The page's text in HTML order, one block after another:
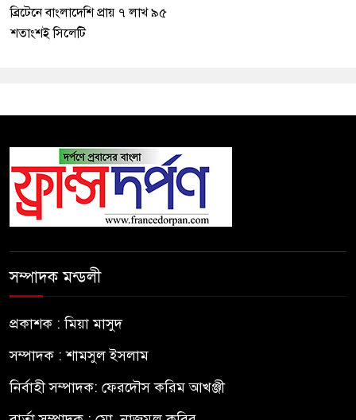
ব্রিটেনে বাংলাদেশি প্রায় ৭ লাখ ৯৫
শতাংশই সিলেটি
সম্পাদক মন্ডলী
প্রকাশক : মিয়া মাসুদ
সম্পাদক : শামসুল ইসলাম
নির্বাহী সম্পাদক: ফেরদৌস করিম আখঞ্জী